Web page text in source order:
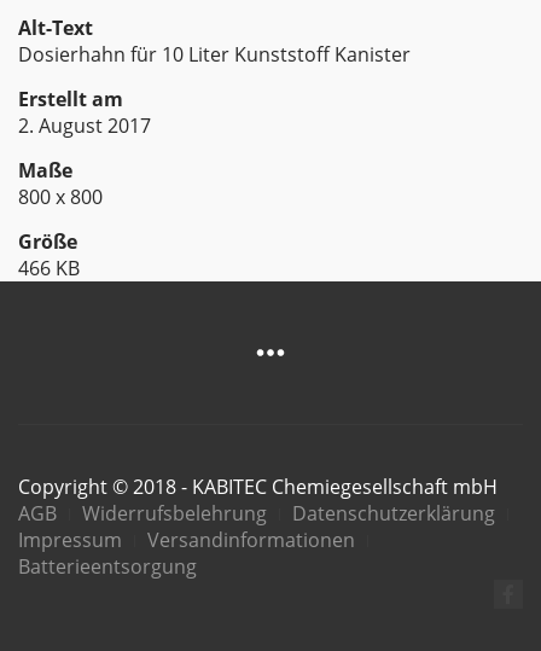
Alt-Text
Dosierhahn für 10 Liter Kunststoff Kanister
Erstellt am
2. August 2017
Maße
800 x 800
Größe
466 KB
Copyright © 2018 - KABITEC Chemiegesellschaft mbH
AGB
Widerrufsbelehrung
Datenschutzerklärung
Impressum
Versandinformationen
Batterieentsorgung